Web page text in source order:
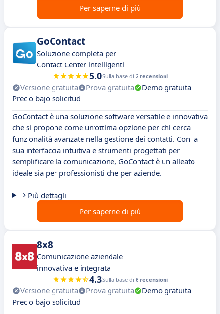
Per saperne di più
GoContact
Soluzione completa per
Contact Center intelligenti
5.0Sulla base di 2 recensioni
Versione gratuita Prova gratuita
Demo gratuita
Precio bajo solicitud
GoContact è una soluzione software versatile e innovativa
che si propone come un'ottima opzione per chi cerca
funzionalità avanzate nella gestione dei contatti. Con la
sua interfaccia intuitiva e strumenti progettati per
semplificare la comunicazione, GoContact è un alleato
ideale sia per professionisti che per aziende.
Più dettagli
Per saperne di più
8x8
Comunicazione aziendale
innovativa e integrata
4.3Sulla base di 6 recensioni
Versione gratuita Prova gratuita
Demo gratuita
Precio bajo solicitud